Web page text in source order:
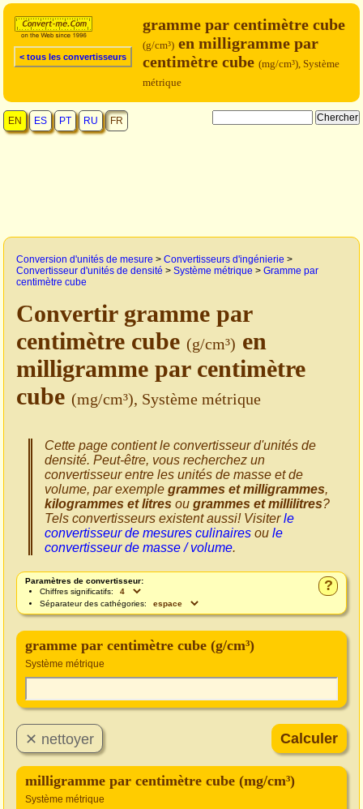
< tous les convertisseurs
gramme par centimètre cube
(g/cm³) en milligramme par
centimètre cube (mg/cm³), Système
métrique
EN ES PT RU FR
Conversion d'unités de mesure > Convertisseurs d'ingénierie >
Convertisseur d'unités de densité > Système métrique > Gramme par
centimètre cube
Convertir gramme par
centimètre cube (g/cm³) en
milligramme par centimètre
cube (mg/cm³), Système métrique
Cette page contient le convertisseur d'unités de
densité. Peut-être, vous recherchez un
convertisseur entre les unités de masse et de
volume, par exemple grammes et milligrammes,
kilogrammes et litres ou grammes et millilitres?
Tels convertisseurs existent aussi! Visiterle
convertisseur de mesures culinaires ou le
convertisseur de masse / volume.
?
Paramètres de convertisseur:
Chiffres significatifs:
Séparateur des cathégories:
gramme par centimètre cube (g/cm³)
Système métrique
milligramme par centimètre cube (mg/cm³)
Système métrique